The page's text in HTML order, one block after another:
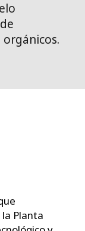
Planta